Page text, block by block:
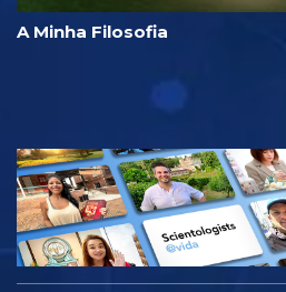
A Minha Filosofia